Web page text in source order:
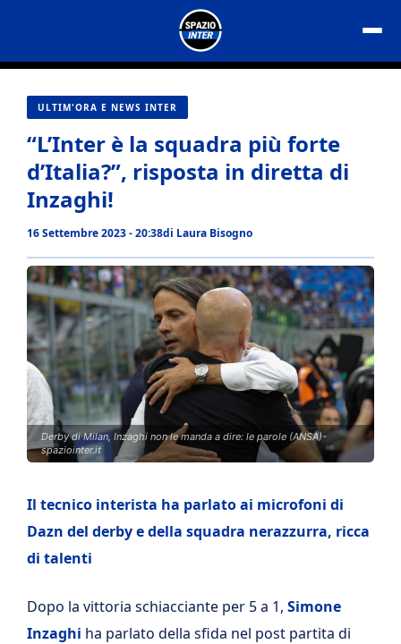
contenuto
ULTIM'ORA E NEWS INTER
“L’Inter è la squadra più forte
d’Italia?”, risposta in diretta di
Inzaghi!
16 Settembre 2023 - 20:38di Laura Bisogno
Derby di Milan, Inzaghi non le manda a dire: le parole (ANSA)-
spaziointer.it
Il tecnico interista ha parlato ai microfoni di
Dazn del derby e della squadra nerazzurra, ricca
di talenti
Dopo la vittoria schiacciante per 5 a 1, Simone
Inzaghi ha parlato della sfida nel post partita di